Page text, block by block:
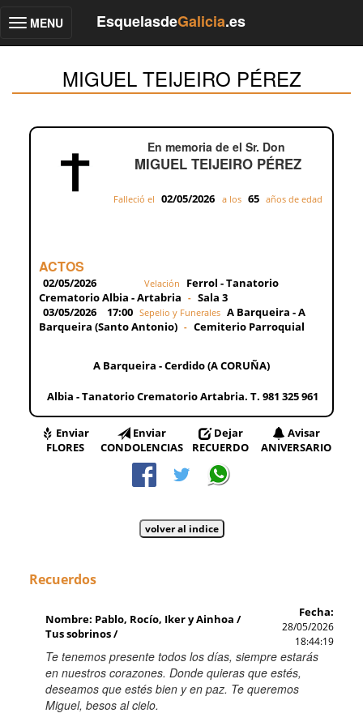
Toggle
MENU EsquelasdeGalicia.es
MIGUEL TEIJEIRO PÉREZ
En memoria de el Sr. Don
MIGUEL TEIJEIRO PÉREZ
Falleció el 02/05/2026 a los 65 años de edad
ACTOS
02/05/2026 Velación
Ferrol - Tanatorio
Crematorio Albia - Artabria - Sala 3
03/05/2026
17:00 Sepelio y Funerales A Barqueira - A
Barqueira (Santo Antonio) - Cemiterio Parroquial
A Barqueira - Cerdido (A CORUÑA)
Albia - Tanatorio Crematorio Artabria. T. 981 325 961
Enviar
FLORES
Enviar
CONDOLENCIAS
Dejar
RECUERDO
Avisar
ANIVERSARIO
Recuerdos
Nombre: Pablo, Rocío, Iker y Ainhoa /
Tus sobrinos /
Fecha:
28/05/2026
18:44:19
Te tenemos presente todos los días, siempre estarás
en nuestros corazones. Donde quieras que estés,
deseamos que estés bien y en paz. Te queremos
Miguel, besos al cielo.